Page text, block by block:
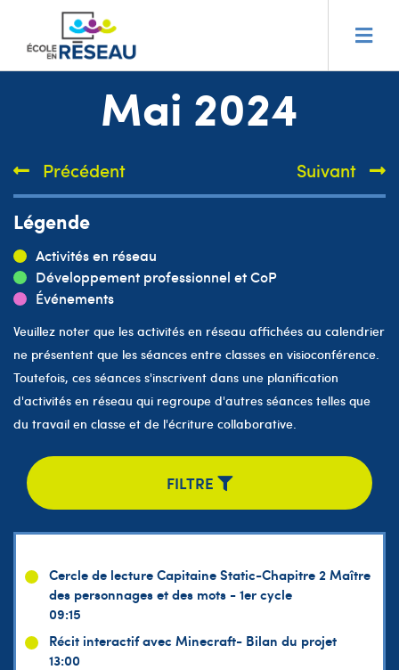
Mai 2024
Précédent Suivant
Légende
Activités en réseau
Développement professionnel et CoP
Événements
Veuillez noter que les activités en réseau affichées au calendrier
ne présentent que les séances entre classes en visioconférence.
Toutefois, ces séances s'inscrivent dans une planification
d'activités en réseau qui regroupe d'autres séances telles que
du travail en classe et de l'écriture collaborative.
FILTRE
Cercle de lecture Capitaine Static-Chapitre 2 Maître
des personnages et des mots - 1er cycle
09:15
Récit interactif avec Minecraft- Bilan du projet
13:00